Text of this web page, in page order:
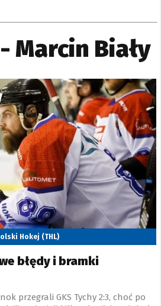
Marcin Biały
błędy i bramki
przegrali GKS Tychy 2:3, choć po
Hokej (THL)